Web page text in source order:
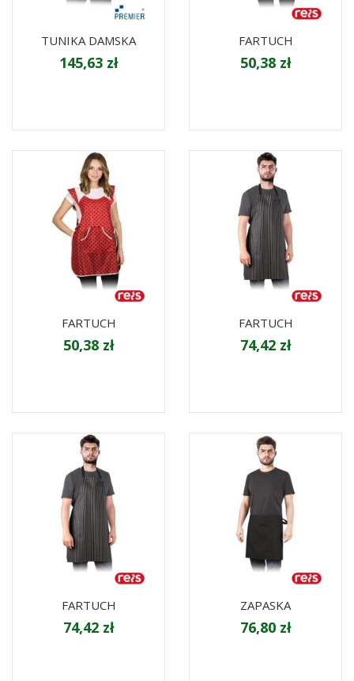
TUNIKA DAMSKA
145,63 zł
FARTUCH
50,38 zł
FARTUCH
50,38 zł
FARTUCH
74,42 zł
FARTUCH
74,42 zł
ZAPASKA
76,80 zł